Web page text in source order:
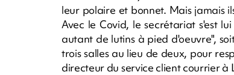
leur polaire et bonnet. Mais jamais
Avec le Covid, le secrétariat s'est
autant de lutins à pied d'oeuvre",
trois salles au lieu de deux, pour
directeur du service client courrier à